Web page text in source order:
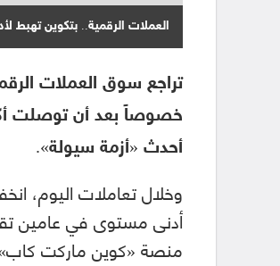
العملات الرقمية.. بتكوين تهبط لأدنى
تراجع سوق العملات
خصوصاً بعد أن توصلت
أحدث «أزمة سيولة».
منصة «كوين ماركت